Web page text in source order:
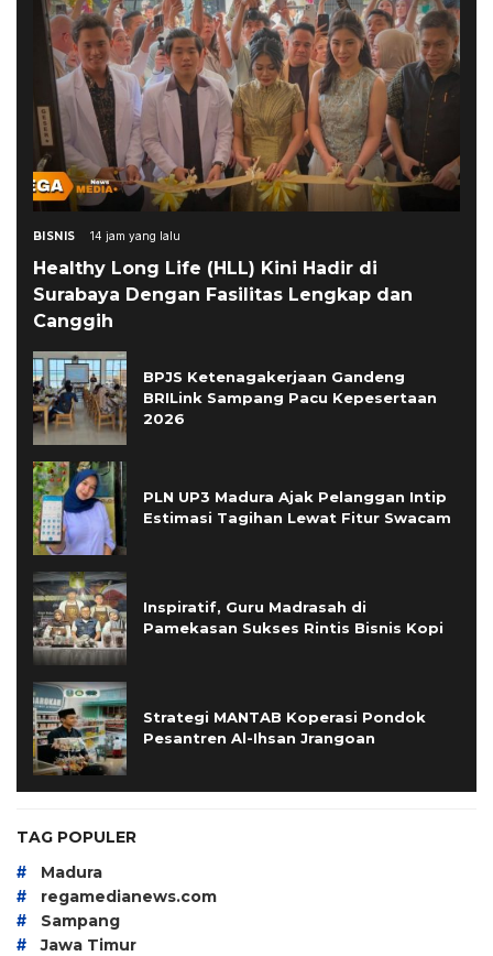
BISNIS 14 jam yang lalu
Healthy Long Life (HLL) Kini Hadir di
Surabaya Dengan Fasilitas Lengkap dan
Canggih
BPJS Ketenagakerjaan Gandeng
BRILink Sampang Pacu Kepesertaan
2026
PLN UP3 Madura Ajak Pelanggan Intip
Estimasi Tagihan Lewat Fitur Swacam
Inspiratif, Guru Madrasah di
Pamekasan Sukses Rintis Bisnis Kopi
Strategi MANTAB Koperasi Pondok
Pesantren Al-Ihsan Jrangoan
TAG POPULER
# Madura
# regamedianews.com
# Sampang
# Jawa Timur